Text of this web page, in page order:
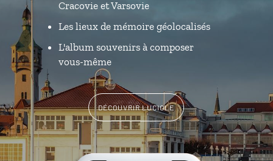
Cracovie et Varsovie
Les lieux de mémoire géolocalisés
L'album souvenirs à composer
vous-même
DÉCOUVRIR LUCIOLE